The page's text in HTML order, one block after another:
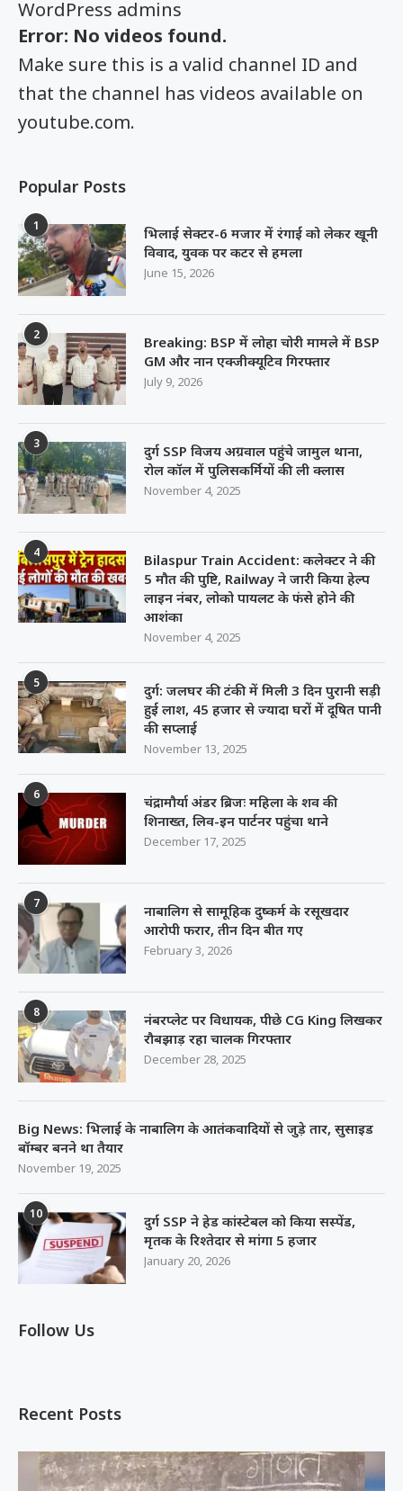
WordPress admins
Error: No videos found.
Make sure this is a valid channel ID and
that the channel has videos available on
youtube.com.
Popular Posts
1
भिलाई सेक्टर-6 मजार में रंगाई को लेकर खूनी
विवाद, युवक पर कटर से हमला
June 15, 2026
2
Breaking: BSP में लोहा चोरी मामले में BSP
GM और नान एक्जीक्यूटिव गिरफ्तार
July 9, 2026
3
दुर्ग SSP विजय अग्रवाल पहुंचे जामुल थाना,
रोल कॉल में पुलिसकर्मियों की ली क्लास
November 4, 2025
4
Bilaspur Train Accident: कलेक्टर ने की
5 मौत की पुष्टि, Railway ने जारी किया हेल्प
लाइन नंबर, लोको पायलट के फंसे होने की
आशंका
November 4, 2025
5
दुर्ग: जलघर की टंकी में मिली 3 दिन पुरानी सड़ी
हुई लाश, 45 हजार से ज्यादा घरों में दूषित पानी
की सप्लाई
November 13, 2025
6
चंद्रामौर्या अंडर ब्रिजः महिला के शव की
शिनाख्त, लिव-इन पार्टनर पहुंचा थाने
December 17, 2025
7
नाबालिग से सामूहिक दुष्कर्म के रसूखदार
आरोपी फरार, तीन दिन बीत गए
February 3, 2026
8
नंबरप्लेट पर विधायक, पीछे CG King लिखकर
रौबझाड़ रहा चालक गिरफ्तार
December 28, 2025
Big News: भिलाई के नाबालिग के आतंकवादियों से जुड़े तार, सुसाइड
बॉम्बर बनने था तैयार
November 19, 2025
10
दुर्ग SSP ने हेड कांस्टेबल को किया सस्पेंड,
मृतक के रिश्तेदार से मांगा 5 हजार
January 20, 2026
Follow Us
Recent Posts